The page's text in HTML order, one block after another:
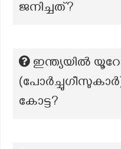
ജനിച്ചത്?
ഇന്ത്യയിൽ
(പോർച്ചുഗീസുകാർ)
കോട്ട?